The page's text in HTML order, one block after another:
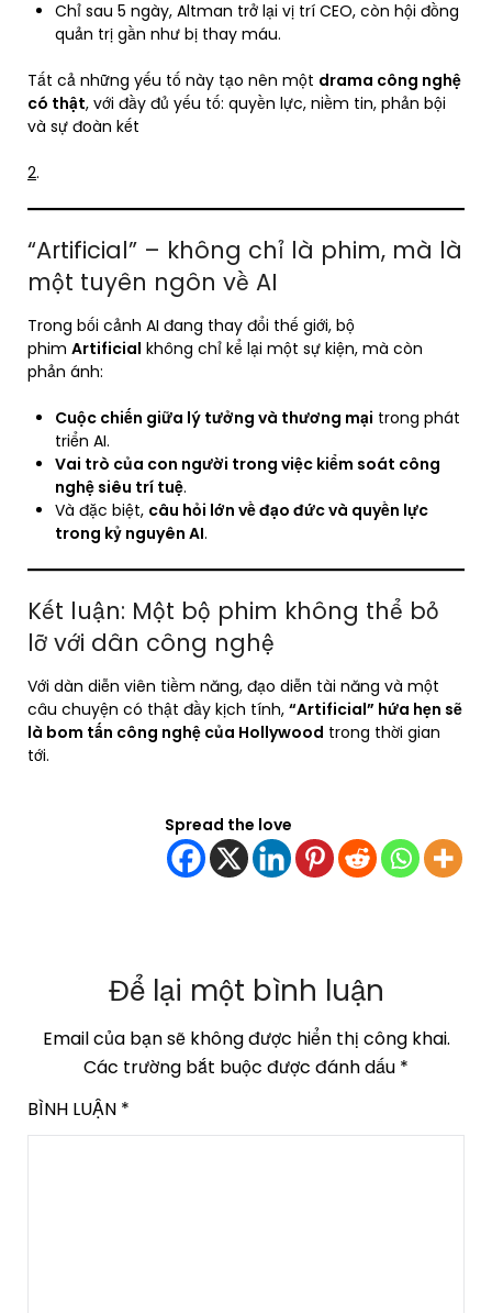
Chỉ sau 5 ngày, Altman trở lại vị trí CEO, còn hội đồng
quản trị gần như bị thay máu.
Tất cả những yếu tố này tạo nên một drama công nghệ
có thật, với đầy đủ yếu tố: quyền lực, niềm tin, phản bội
và sự đoàn kết
2.
“Artificial” – không chỉ là phim, mà là
một tuyên ngôn về AI
Trong bối cảnh AI đang thay đổi thế giới, bộ
phim Artificial không chỉ kể lại một sự kiện, mà còn
phản ánh:
Cuộc chiến giữa lý tưởng và thương mại trong phát
triển AI.
Vai trò của con người trong việc kiểm soát công
nghệ siêu trí tuệ.
Và đặc biệt, câu hỏi lớn về đạo đức và quyền lực
trong kỷ nguyên AI.
Kết luận: Một bộ phim không thể bỏ
lỡ với dân công nghệ
Với dàn diễn viên tiềm năng, đạo diễn tài năng và một
câu chuyện có thật đầy kịch tính, “Artificial” hứa hẹn sẽ
là bom tấn công nghệ của Hollywood trong thời gian
tới.
Spread the love
Để lại một bình luận
Email của bạn sẽ không được hiển thị công khai.
Các trường bắt buộc được đánh dấu *
BÌNH LUẬN *